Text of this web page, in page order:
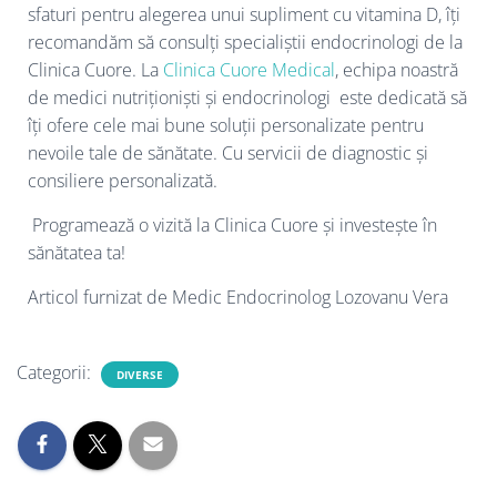
sfaturi pentru alegerea unui supliment cu vitamina D, îți
recomandăm să consulți specialiștii endocrinologi de la
Clinica Cuore. La Clinica Cuore Medical, echipa noastră
de medici nutriționiști și endocrinologi este dedicată să
îți ofere cele mai bune soluții personalizate pentru
nevoile tale de sănătate. Cu servicii de diagnostic și
consiliere personalizată.
Programează o vizită la Clinica Cuore și investește în
sănătatea ta!
Articol furnizat de Medic Endocrinolog Lozovanu Vera
Categorii: DIVERSE